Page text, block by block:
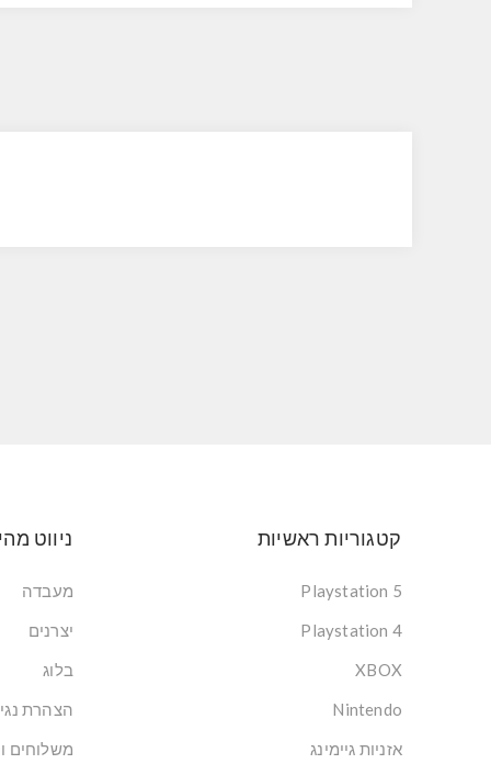
קטגוריות ראשיות
Playstation 5
Playstation 4
XBOX
Nintendo
אזניות גיימינג
ניווט
מעבדה
יצרנים
בלוג
הצהרת
משלוחים